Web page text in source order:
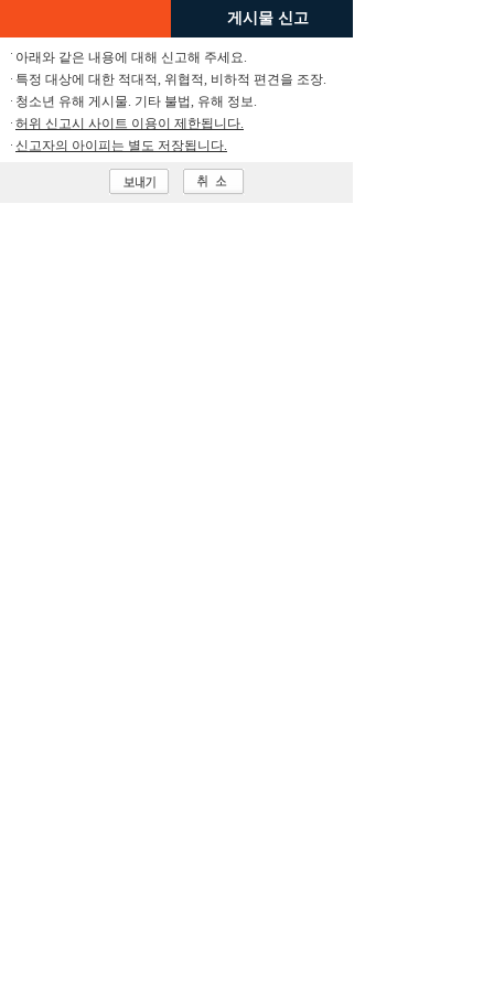
게시물 신고
아래와 같은 내용에 대해 신고해 주세요.
특정 대상에 대한 적대적, 위협적, 비하적 편견을 조장.
청소년 유해 게시물. 기타 불법, 유해 정보.
허위 신고시 사이트 이용이 제한됩니다.
신고자의 아이피는 별도 저장됩니다.